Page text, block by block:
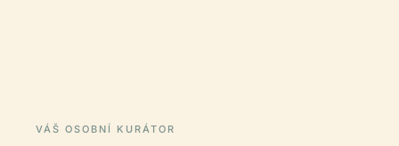
VÁŠ OSOBNÍ KURÁTOR